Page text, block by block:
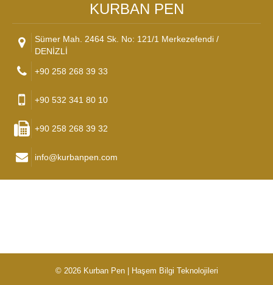
KURBAN PEN
Sümer Mah. 2464 Sk. No: 121/1 Merkezefendi /
DENİZLİ
+90 258 268 39 33
+90 532 341 80 10
+90 258 268 39 32
info@kurbanpen.com
© 2026 Kurban Pen | Haşem Bilgi Teknolojileri